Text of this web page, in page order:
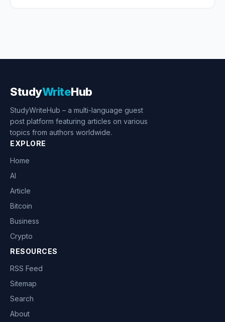
StudyWriteHub
StudyWriteHub – a multi-language guest
post platform featuring articles on various
topics from authors worldwide.
EXPLORE
Home
AI
Article
Bitcoin
Business
Crypto
RESOURCES
RSS Feed
Sitemap
Search
About